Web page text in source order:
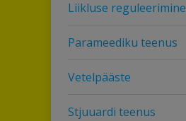
Liikluse reguleerimine
Parameediku teenus
Vetelpääste
Stjuuardi teenus